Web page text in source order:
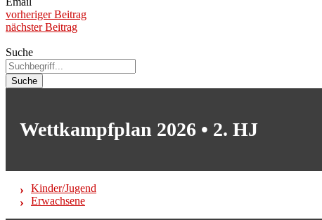
vorheriger Beitrag
nächster Beitrag
Suche
Suche
Wettkampfplan 2026 • 2. HJ
Kinder/Jugend
Erwachsene